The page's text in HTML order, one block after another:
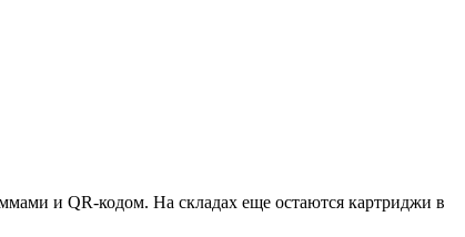
и QR-кодом. На складах еще остаются картриджи в